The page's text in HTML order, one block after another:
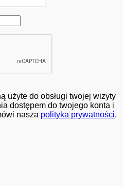
użyte do obsługi twojej wizyty
dostępem do twojego konta i
nasza polityka prywatności.